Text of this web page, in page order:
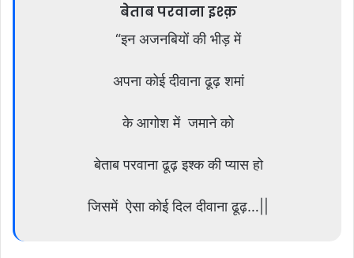
बेताब परवाना इश्क़
“इन अजनबियों की भीड़ में
अपना कोई दीवाना ढूढ़ शमां
के आगोश में जमाने को
बेताब परवाना ढूढ़ इश्क की प्यास हो
जिसमें ऐसा कोई दिल दीवाना ढूढ़…||